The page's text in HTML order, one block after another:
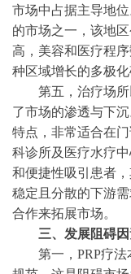
市场中占据主导地
的市场之一，该地
高，美容和医疗程
种区域增长的多极
第五，治疗场
了市场的渗透与下沉
特点，非常适合在
科诊所及医疗水疗
和便捷性吸引患者
稳定且分散的下游
合作来拓展市场。
三、 发展阻碍因
第一， PRP疗